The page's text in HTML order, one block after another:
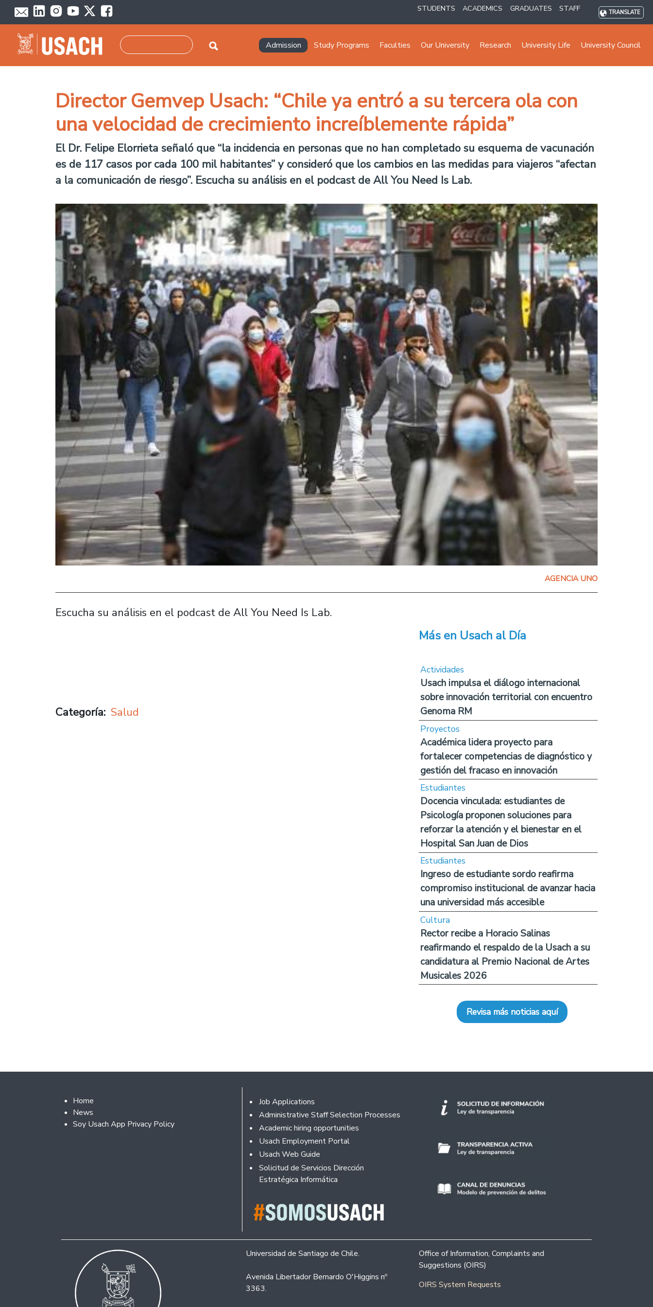
Skip to main content STUDENTS ACADEMICS GRADUATES STAFF TRANSLATE
Navegación principal
Admission Study Programs Faculties Our University Research University Life University Council
Director Gemvep Usach: “Chile ya entró a su tercera ola con
una velocidad de crecimiento increíblemente rápida”
El Dr. Felipe Elorrieta señaló que “la incidencia en personas que no han completado su esquema de vacunación
es de 117 casos por cada 100 mil habitantes” y consideró que los cambios en las medidas para viajeros “afectan
a la comunicación de riesgo”. Escucha su análisis en el podcast de All You Need Is Lab.
AGENCIA UNO
Escucha su análisis en el podcast de All You Need Is Lab.
Categoría Salud
Más en Usach al Día
Actividades
Usach impulsa el diálogo internacional
sobre innovación territorial con encuentro
Genoma RM
Proyectos
Académica lidera proyecto para
fortalecer competencias de diagnóstico y
gestión del fracaso en innovación
Estudiantes
Docencia vinculada: estudiantes de
Psicología proponen soluciones para
reforzar la atención y el bienestar en el
Hospital San Juan de Dios
Estudiantes
Ingreso de estudiante sordo reafirma
compromiso institucional de avanzar hacia
una universidad más accesible
Cultura
Rector recibe a Horacio Salinas
reafirmando el respaldo de la Usach a su
candidatura al Premio Nacional de Artes
Musicales 2026
Revisa más noticias aquí
Footer 2
Home
News
Soy Usach App Privacy Policy
Footer
Job Applications
Administrative Staff Selection Processes
Academic hiring opportunities
Usach Employment Portal
Usach Web Guide
Solicitud de Servicios Dirección
Estratégica Informática
Universidad de Santiago de Chile.
Avenida Libertador Bernardo O'Higgins nº
3363.
Office of Information, Complaints and
Suggestions (OIRS)
OIRS System Requests